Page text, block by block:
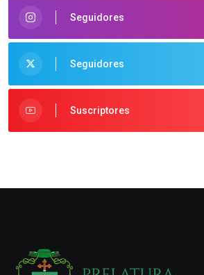
Seguidores
Seguidores
Suscriptores